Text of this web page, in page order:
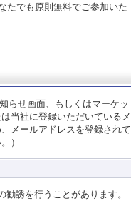
たでも原則無料でご参加いた
らせ画面、もしくはマーケッ
当社に登録いただいているメ
メールアドレスを登録されて
）
誘を行うことがあります。